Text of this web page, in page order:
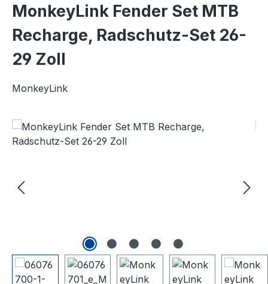
MonkeyLink Fender Set MTB
Recharge, Radschutz-Set 26-
29 Zoll
MonkeyLink